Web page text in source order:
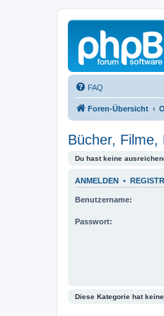
FAQ
Foren-Übersicht
Bücher, Filme,
Du hast keine
ANMELDEN •
Benutzername:
Passwort:
Diese Kategorie hat keine